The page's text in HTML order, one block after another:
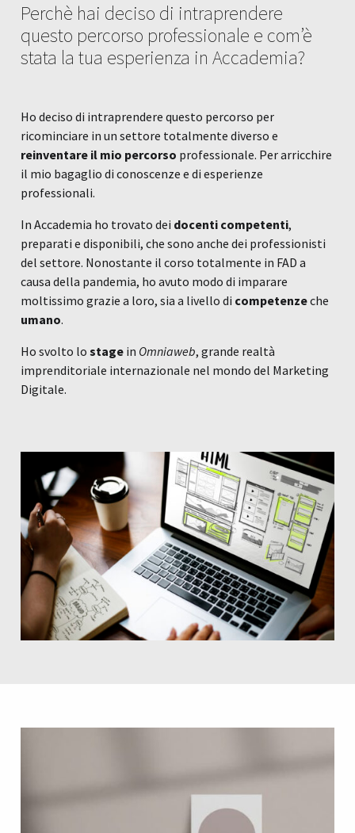
Perchè hai deciso di intraprendere
questo percorso professionale e com’è
stata la tua esperienza in Accademia?
Ho deciso di intraprendere questo percorso per
ricominciare in un settore totalmente diverso e
reinventare il mio percorso professionale. Per arricchire
il mio bagaglio di conoscenze e di esperienze
professionali.
In Accademia ho trovato dei docenti competenti,
preparati e disponibili, che sono anche dei professionisti
del settore. Nonostante il corso totalmente in FAD a
causa della pandemia, ho avuto modo di imparare
moltissimo grazie a loro, sia a livello di competenzeche
umano.
Ho svolto lo stage in Omniaweb, grande realtà
imprenditoriale internazionale nel mondo del Marketing
Digitale.